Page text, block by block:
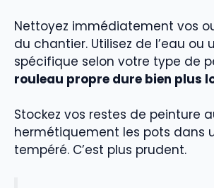
Nettoyez immédiatement vos
du chantier. Utilisez de l’eau ou
spécifique selon votre type de
rouleau propre dure bien plus
Stockez vos restes de peinture
hermétiquement les pots dans
tempéré. C’est plus prudent.